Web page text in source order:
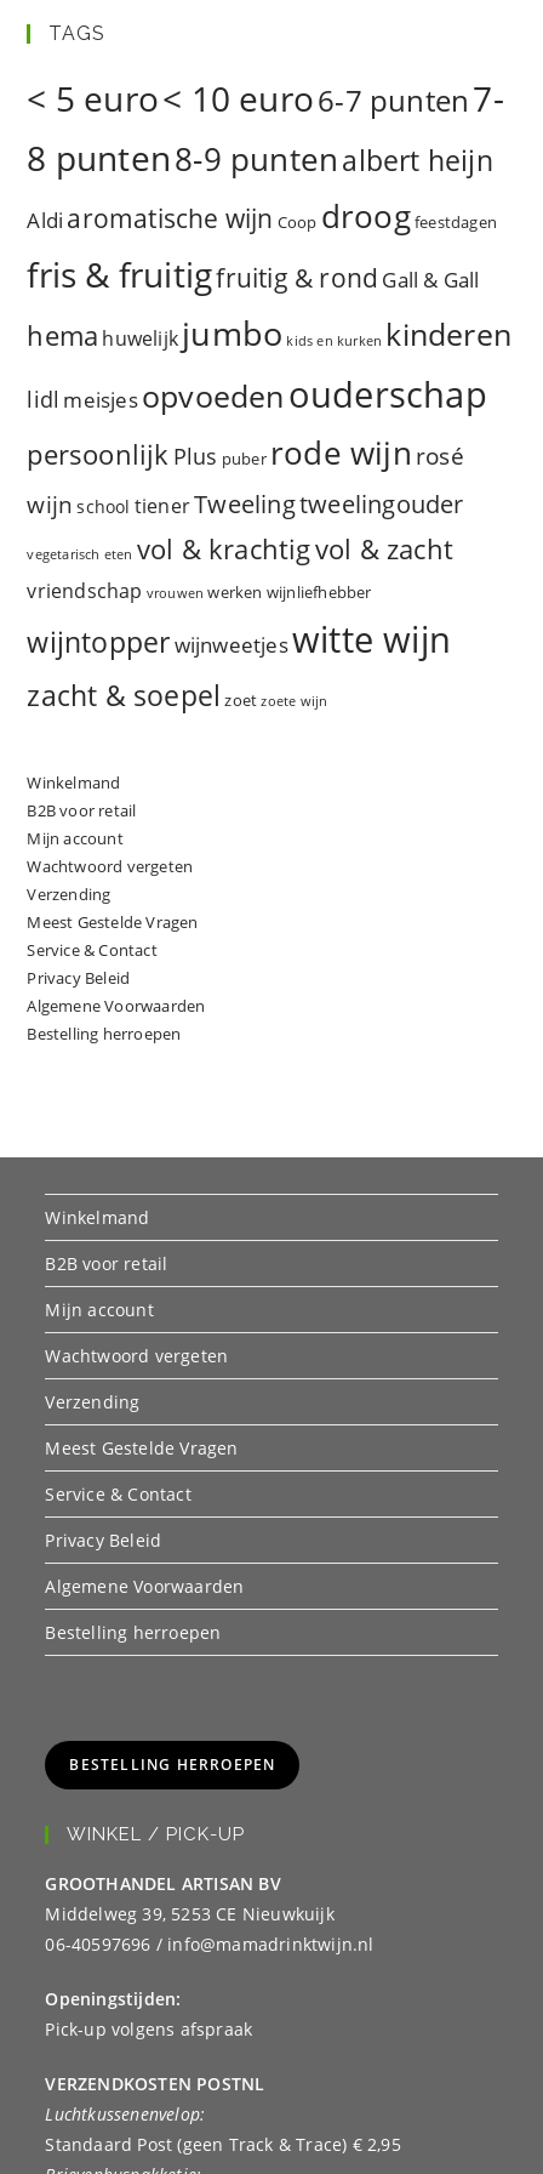
TAGS
< 5 euro< 10 euro6-7 punten7-
8 punten8-9 puntenalbert heijn
Aldi aromatische wijn Coop droogfeestdagen
fris & fruitigfruitig & rond Gall & Gall
hema huwelijk jumbo kids en kurken kinderen
lidl meisjesopvoedenouderschap
persoonlijk Plus puber rode wijn rosé
wijn school tienerTweelingtweelingouder
vegetarisch eten vol & krachtigvol & zacht
vriendschap vrouwen werken wijnliefhebber
wijntopperwijnweetjeswitte wijn
zacht & soepel zoet zoete wijn
Winkelmand
B2B voor retail
Mijn account
Wachtwoord vergeten
Verzending
Meest Gestelde Vragen
Service & Contact
Privacy Beleid
Algemene Voorwaarden
Bestelling herroepen
Winkelmand
B2B voor retail
Mijn account
Wachtwoord vergeten
Verzending
Meest Gestelde Vragen
Service & Contact
Privacy Beleid
Algemene Voorwaarden
Bestelling herroepen
BESTELLING HERROEPEN
WINKEL / PICK-UP
GROOTHANDEL ARTISAN BV
Middelweg 39, 5253 CE Nieuwkuijk
06-40597696 / info@mamadrinktwijn.nl
Openingstijden:
Pick-up volgens afspraak
VERZENDKOSTEN POSTNL
Luchtkussenenvelop:
Standaard Post (geen Track & Trace) € 2,95